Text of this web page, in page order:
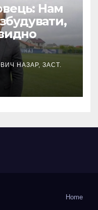
Нам
НАЗАР, ЗАСТ.
Home